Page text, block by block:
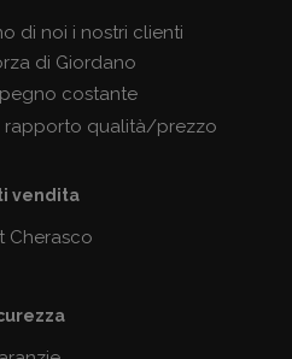
di noi i nostri clienti
di Giordano
costante
rapporto qualità/prezzo
vendita
Cherasco